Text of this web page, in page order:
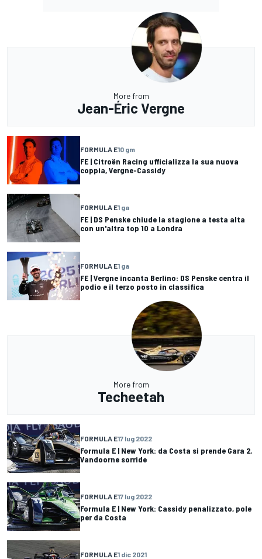
More from
Jean-Éric Vergne
FORMULA E10 gm
FE | Citroën Racing ufficializza la sua nuova
coppia, Vergne-Cassidy
FORMULA E1 ga
FE | DS Penske chiude la stagione a testa alta
con un'altra top 10 a Londra
FORMULA E1 ga
FE | Vergne incanta Berlino: DS Penske centra il
podio e il terzo posto in classifica
More from
Techeetah
FORMULA E17 lug 2022
Formula E | New York: da Costa si prende Gara 2,
Vandoorne sorride
FORMULA E17 lug 2022
Formula E | New York: Cassidy penalizzato, pole
per da Costa
FORMULA E1 dic 2021